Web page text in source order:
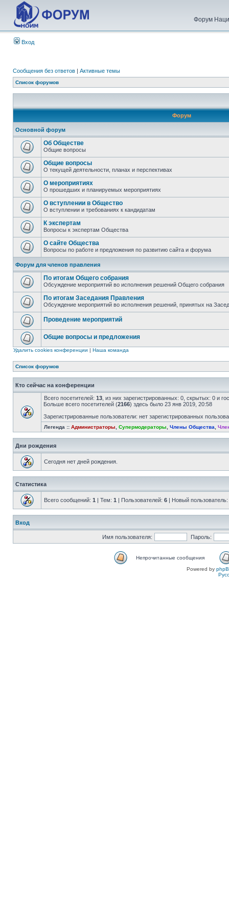
Форум
Вход
Сообщения без ответов | Активные темы
Список форумов
Форум
Основной форум
Об Обществе
Общие вопросы
Общие вопросы
О текущей деятельности, планах и перспективах
О мероприятиях
О прошедших и планируемых мероприятиях
О вступлении в Общество
О вступлении и требованиях к кандидатам
К экспертам
Вопросы к экспертам Общества
О сайте Общества
Вопросы по работе и предложения по развитию сайта и форума
Форум для членов правления
По итогам Общего собрания
Обсуждение мероприятий во исполнения решений Общего собрания
По итогам Заседания Правления
Обсуждение мероприятий во исполнения решений, принятых на
Проведение мероприятий
Общие вопросы и предложения
Удалить cookies конференции | Наша команда
Список форумов
Кто сейчас на конференции
Всего посетителей: 13 , из них зарегистрированных: 0, скрытых: 0 и
Больше всего посетителей (2166) здесь было 23 янв 2019, 20:58
Зарегистрированные пользователи: нет зарегистрированных
Легенда :: Администраторы Супермодераторы Члены Общества
Дни рождения
Сегодня нет дней рождения.
Статистика
Всего сообщений: 1 | Тем: 1 | Пользователей: 6 | Новый пользователь:
Вход
Имя пользователя: Пароль:
Непрочитанные сообщения
Powered by